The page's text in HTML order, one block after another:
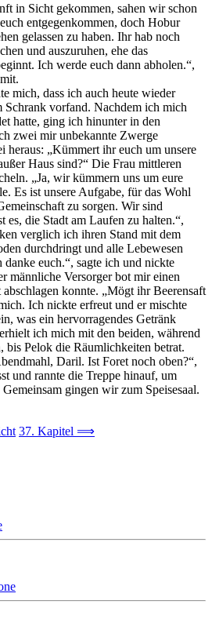
in Sicht gekommen, sahen wir schon
entgegenkommen, doch Hobur
gelassen zu haben. Ihr hab noch
und auszuruhen, ehe das
Ich werde euch dann abholen.“,
mich, dass ich auch heute wieder
Schrank vorfand. Nachdem ich mich
hatte, ging ich hinunter in den
zwei mir unbekannte Zwerge
heraus: „Kümmert ihr euch um unsere
Haus sind?“ Die Frau mittleren
„Ja, wir kümmern uns um eure
Es ist unsere Aufgabe, für das Wohl
zu sorgen. Wir sind
es, die Stadt am Laufen zu halten.“,
verglich ich ihren Stand mit dem
durchdringt und alle Lebewesen
euch.“, sagte ich und nickte
männliche Versorger bot mir einen
konnte. „Mögt ihr Beerensaft
Ich nickte erfreut und er mischte
was ein hervorragendes Getränk
ich mich mit den beiden, während
bis Pelok die Räumlichkeiten betrat.
Daril. Ist Foret noch oben?“,
und rannte die Treppe hinauf, um
gingen wir zum Speisesaal.
37. Kapitel ⟹